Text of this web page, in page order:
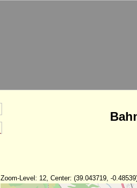
Zoom-Level: 12, Center: (39.043719, -